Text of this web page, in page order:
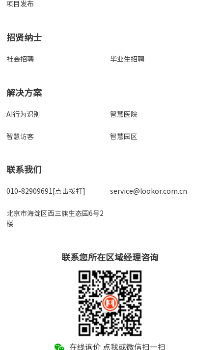
项目发布
招贤纳士
社会招聘 毕业生招聘
解决方案
AI行为识别 智慧医院
智慧访客 智慧园区
联系我们
010-82909691[点击拨打] service@lookor.com.cn
北京市海淀区西三旗生态园6号2
楼
联系您所在区域经理咨询
在线询价 点我或微信扫一扫